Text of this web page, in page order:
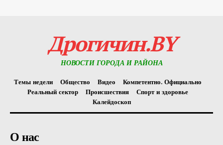
Дрогичин.BY
НОВОСТИ ГОРОДА И РАЙОНА
Темы недели Общество Видео
Компетентно. Официально
Реальный сектор
Происшествия
Спорт и здоровье
Калейдоскоп
О нас